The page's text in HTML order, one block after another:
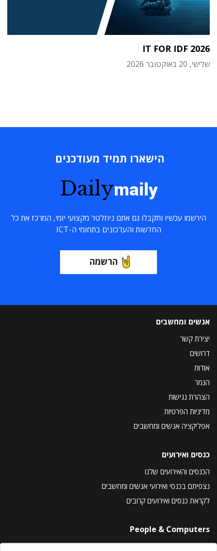
IT FOR IDF 2026
שלישי, 20 באוקטובר 2026
הישארו תמיד מעודכנים
Dailymaily
הירשמו עכשיו ותקבלו גם אתם ניוזלטר מקצועי יומי, המרכז את כל
החדשות והעדכונים בתחומי ה-ICT
הרשמה
אנשים ומחשבים
יצירת קשר
דרושים
אודות
הנמר
הצהרת נגישות
מדיניות הפרטיות
אפליקציה אנשים ומחשבים
כנסים ואירועים
הכנסים והאירועים שלנו
נצפיתם בכנסי ואירועי אנשים ומחשבים
לקראת כנסים ואירועים קרובים
People & Computers
About Us